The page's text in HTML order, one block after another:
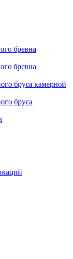
бревна
бревна
бруса камерной
бруса